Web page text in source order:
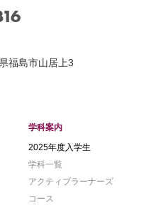
福島市山居上3
学科案内
2025年度入学生
学科一覧
アクティブラーナーズ
コース